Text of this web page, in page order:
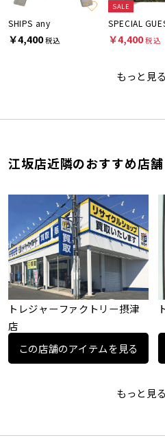
SHIPS any
￥4,400税込
SALE
SPECIAL
￥4,400税込
もっと見る
江坂店近隣のおすすめ店舗
トレジャーファクトリー摂津
店
この店舗のアイテムを見る
もっと見る